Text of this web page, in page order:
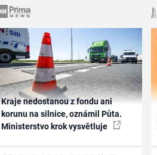
Kraje nedostanou z fondu ani
korunu na silnice, oznámil Půta.
Ministerstvo krok vysvětluje